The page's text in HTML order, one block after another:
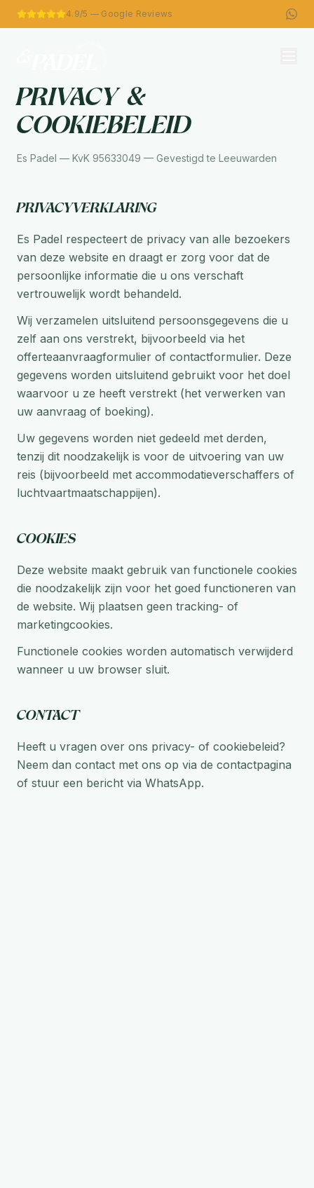
4.9/5 — Google Reviews
Privacy &
Cookiebeleid
Es Padel — KvK 95633049 — Gevestigd te Leeuwarden
Privacyverklaring
Es Padel respecteert de privacy van alle bezoekers
van deze website en draagt er zorg voor dat de
persoonlijke informatie die u ons verschaft
vertrouwelijk wordt behandeld.
Wij verzamelen uitsluitend persoonsgegevens die u
zelf aan ons verstrekt, bijvoorbeeld via het
offerteaanvraagformulier of contactformulier. Deze
gegevens worden uitsluitend gebruikt voor het doel
waarvoor u ze heeft verstrekt (het verwerken van
uw aanvraag of boeking).
Uw gegevens worden niet gedeeld met derden,
tenzij dit noodzakelijk is voor de uitvoering van uw
reis (bijvoorbeeld met accommodatieverschaffers of
luchtvaartmaatschappijen).
Cookies
Deze website maakt gebruik van functionele cookies
die noodzakelijk zijn voor het goed functioneren van
de website. Wij plaatsen geen tracking- of
marketingcookies.
Functionele cookies worden automatisch verwijderd
wanneer u uw browser sluit.
Contact
Heeft u vragen over ons privacy- of cookiebeleid?
Neem dan contact met ons op via de contactpagina
of stuur een bericht via WhatsApp.